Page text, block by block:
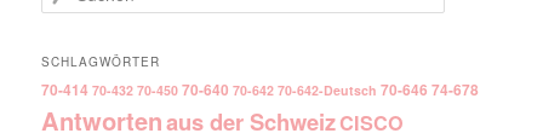
SCHLAGWÖRTER
70-414 70-432 70-450 70-640 70-642 70-642-Deutsch 70-646 74-678
Antwortenaus der SchweizCISCO